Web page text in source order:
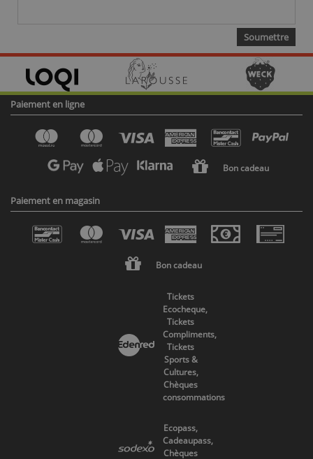
Paiement en ligne
Bon cadeau
Paiement en magasin
Bon cadeau
Tickets
Ecocheque,
Tickets
Compliments,
Tickets
Sports &
Cultures,
Chèques
consommations
Ecopass,
Cadeaupass,
Chèques